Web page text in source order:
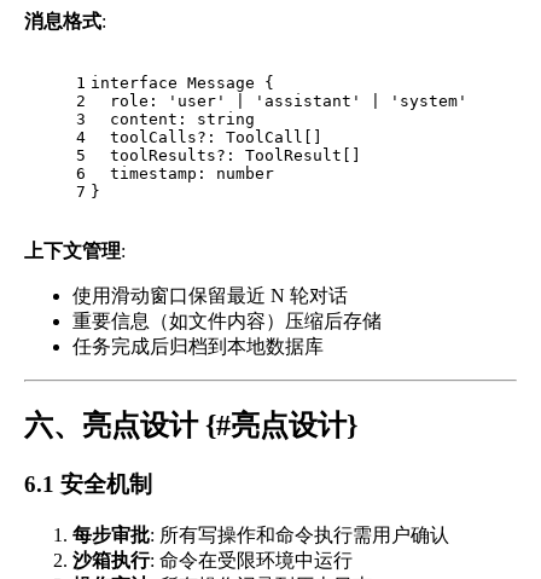
消息格式:
1
2
3
4
5
6
7
interface Message {
role : 'user' 'assistant'
'system'
content : string
toolCalls?: ToolCall
toolResults?: ToolResult
timestamp : number
}
上下文管理:
使用滑动窗口保留最近 N 轮对话
重要信息（如文件内容）压缩后存储
任务完成后归档到本地数据库
六、亮点设计 {#亮点设计}
6.1 安全机制
每步审批: 所有写操作和命令执行需用户确认
沙箱执行: 命令在受限环境中运行